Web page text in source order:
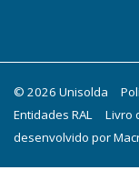
© 2026 Unisolda
Entidades RAL
Livro
desenvolvido por